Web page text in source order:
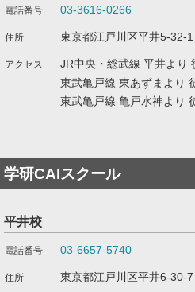
03-3616-0266
東京都江戸川区平井5-32-1
JR中央・総武線 平井より
東武亀戸線 東あずまより
東武亀戸線 亀戸水神より
学研CAIスクール
平井校
03-6657-5740
東京都江戸川区平井6-30-